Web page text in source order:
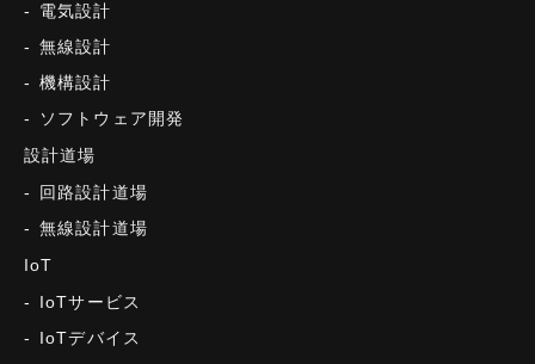
電気設計
無線設計
機構設計
ソフトウェア開発
設計道場
回路設計道場
無線設計道場
IoT
IoTサービス
IoTデバイス